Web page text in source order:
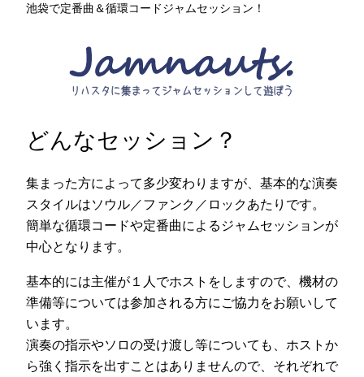
池袋で定番曲＆循環コードジャムセッション！
どんなセッション？
集まった方によって多少変わりますが、基本的な演奏
スタイルはソウル／ファンク／ロックあたりです。
簡単な循環コードや定番曲によるジャムセッションが
中心となります。
基本的には主催が１人でホストをしますので、機材の
準備等については参加される方にご協力をお願いして
います。
演奏の指示やソロの受け渡し等についても、ホストか
ら強く指示を出すことはありませんので、それぞれで